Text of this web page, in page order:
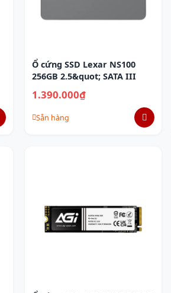
Ổ cứng SSD Lexar NS100
256GB 2.5&quot; SATA III
1.390.000₫
Sẵn hàng